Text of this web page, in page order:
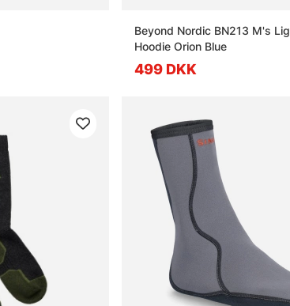
Beyond Nordic BN213 M's
Hoodie Orion Blue
499 DKK